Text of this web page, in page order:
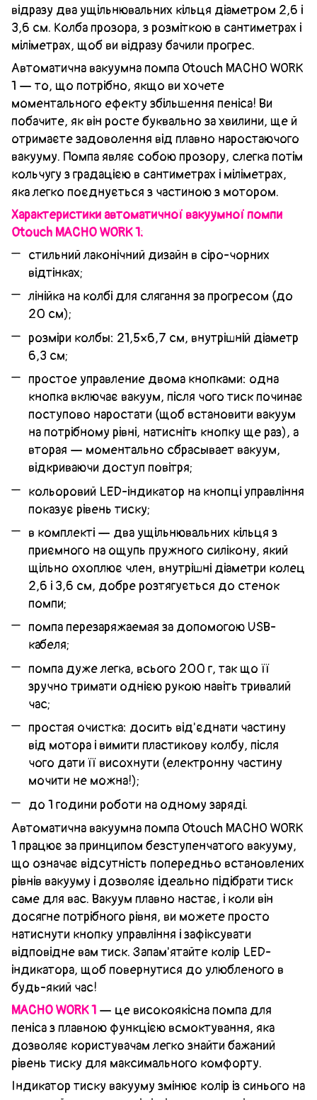
відразу два ущільнювальних кільця діаметром 2,6 і
3,6 см. Колба прозора, з розміткою в сантиметрах і
міліметрах, щоб ви відразу бачили прогрес.
Автоматична вакуумна помпа Otouch MACHO WORK
1 — то, що потрібно, якщо ви хочете
моментального ефекту збільшення пеніса! Ви
побачите, як він росте буквально за хвилини, ще й
отримаєте задоволення від плавно наростаючого
вакууму. Помпа являє собою прозору, слегка потім
кольчугу з градацією в сантиметрах і міліметрах,
яка легко поєднується з частиною з мотором.
Характеристики автоматичної вакуумної помпи
Otouch MACHO WORK 1:
стильний лаконічний дизайн в сіро-чорних
відтінках;
лінійка на колбі для слягання за прогресом (до
20 см);
розміри колбы: 21,5×6,7 см, внутрішній діаметр
6,3 см;
простое управление двома кнопками: одна
кнопка включає вакуум, після чого тиск починає
поступово наростати (щоб встановити вакуум
на потрібному рівні, натисніть кнопку ще раз), а
вторая — моментально сбрасывает вакуум,
відкриваючи доступ повітря;
кольоровий LED-індикатор на кнопці управління
показує рівень тиску;
в комплекті — два ущільнювальних кільця з
приємного на ощупь пружного силікону, який
щільно охоплює член, внутрішні діаметри колец
2,6 і 3,6 см, добре розтягується до стенок
помпи;
помпа перезаряжаемая за допомогою USB-
кабеля;
помпа дуже легка, всього 200 г, так що її
зручно тримати однією рукою навіть тривалий
час;
простая очистка: досить від'єднати частину
від мотора і вимити пластикову колбу, після
чого дати її висохнути (електронну частину
мочити не можна!);
до 1 години роботи на одному заряді.
Автоматична вакуумна помпа Otouch MACHO WORK
1 працює за принципом безступенчатого вакууму,
що означає відсутність попередньо встановлених
рівнів вакууму і дозволяє ідеально підібрати тиск
саме для вас. Вакуум плавно настає, і коли він
досягне потрібного рівня, ви можете просто
натиснути кнопку управління і зафіксувати
відповідне вам тиск. Запам'ятайте колір LED-
індикатора, щоб повернутися до улюбленого в
будь-який час!
MACHO WORK 1 — це високоякісна помпа для
пеніса з плавною функцією всмоктування, яка
дозволяє користувачам легко знайти бажаний
рівень тиску для максимального комфорту.
Індикатор тиску вакууму змінює колір із синього на